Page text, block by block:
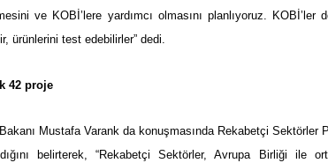
ve KOBİ’lere yardımcı olmasını planlıyoruz.
ürünlerini test edebilirler” dedi.
42 proje
Mustafa Varank da konuşmasında Rekabetçi Sektörler
belirterek, “Rekabetçi Sektörler, Avrupa Birliği ile